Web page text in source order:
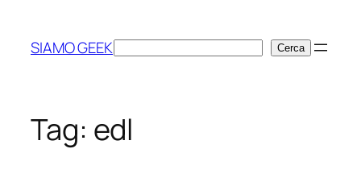
contenuto
SIAMO GEEKCerca Cerca
Tag: edl